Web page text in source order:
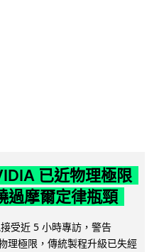
已近物理極限
過摩爾定律瓶頸
受近 5 小時專訪，警告
理極限，傳統製程升級已失經